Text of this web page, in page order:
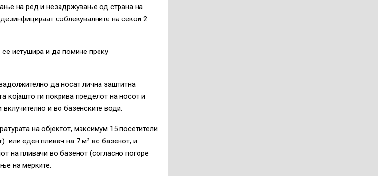
на ред и незадржување од страна на
соблекувалните на секои 2
истушира и да помине преку
да носат лична заштитна
ги покрива пределот на носот и
и во базенските води.
на објектот, максимум 15 посетители
или еден пливач на 7 м² во базенот, и
на пливачи во базенот (согласно погоре
на мерките.